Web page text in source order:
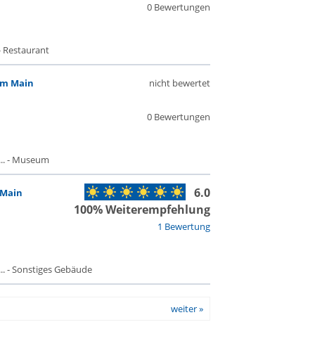
0 Bewertungen
Restaurant
Main
0 Bewertungen
nicht bewertet
- Museum
1 Bewertung
6.0
100% Weiterempfehlung
- Sonstiges Gebäude
weiter »